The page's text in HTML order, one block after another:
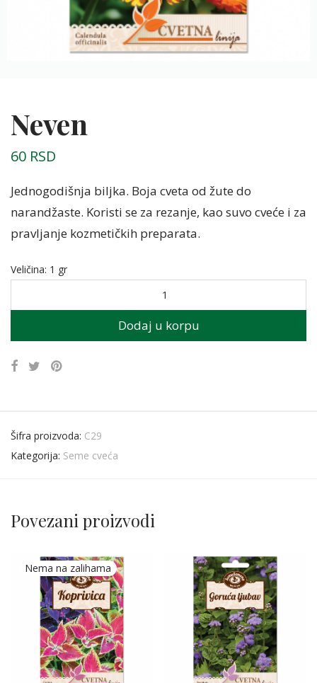
Neven
60 RSD
Jednogodišnja biljka. Boja cveta od žute do
narandžaste. Koristi se za rezanje, kao suvo cveće i za
pravljanje kozmetičkih preparata.
Veličina: 1 gr
Dodaj u korpu
Šifra proizvoda: C29
Kategorija: Seme cveća
Povezani proizvodi